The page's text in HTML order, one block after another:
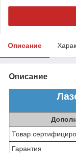
Описание
Описание
Товар
Гарантия